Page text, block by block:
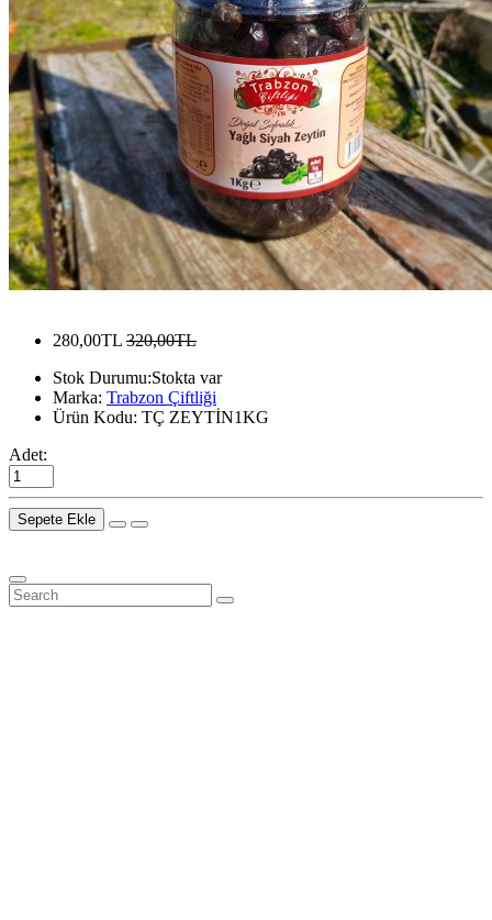
280,00TL 320,00TL
Stok Durumu:Stokta var
Marka: Trabzon Çiftliği
Ürün Kodu: TÇ ZEYTİN1KG
Adet:
Sepete Ekle